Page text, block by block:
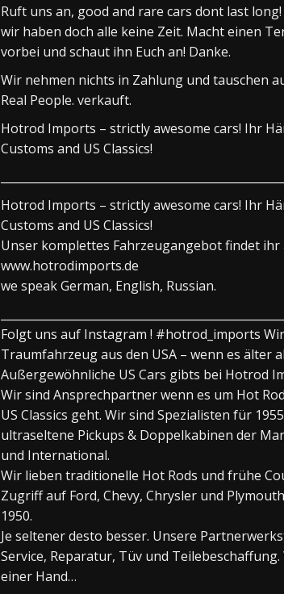
Ruft uns an, good and rare cars dont last
wir haben doch alle keine Zeit. Macht einen
vorbei und schaut ihn Euch an! Danke.
Wir nehmen nichts in Zahlung und tauschen
Real People. verkauft.
Hotrod Imports – strictly awesome cars! Ihr
Customs and US Classics!
Hotrod Imports – strictly awesome cars! Ihr
Customs and US Classics!
Unser komplettes Fahrzeugangebot findet ihr
www.hotrodimports.de
we speak German, English, Russian.
Folgt uns auf Instagram ! #hotrod_imports
Traumfahrzeug aus den USA – wenn es älter
Außergewöhnliche US Cars gibts bei Hotrod
Wir sind Ansprechpartner wenn es um Hot
US Classics geht. Wir sind Spezialisten für
ultraseltene Pickups & Doppelkabinen der
und International.
Wir lieben traditionelle Hot Rods und frühe
Zugriff auf Ford, Chevy, Chrysler und
1950.
Je seltener desto besser. Unsere
Service, Reparatur, Tüv und
einer Hand…